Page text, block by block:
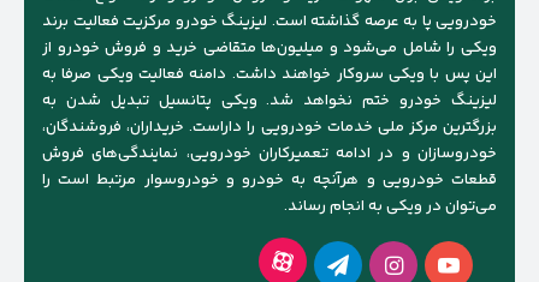
خودرویی پا به عرصه گذاشته است. لیزینگ خودرو مرکزیت فعالیت برند
ویکی را شامل می‌شود و میلیون‌ها متقاضی خرید و فروش خودرو از
این پس با ویکی سروکار خواهند داشت. دامنه فعالیت ویکی صرفا به
لیزینگ خودرو ختم نخواهد شد. ویکی پتانسیل تبدیل شدن به
بزرگترین مرکز ملی خدمات خودرویی را داراست. خریداران، فروشندگان،
خودروسازان و در ادامه تعمیرکاران خودرویی، نمایندگی‌های فروش
قطعات خودرویی و هرآنچه به خودرو و خودروسوار مرتبط است را
می‌توان در ویکی به انجام رساند.
یوتیوباینستاگرام
تلگرام آپارات